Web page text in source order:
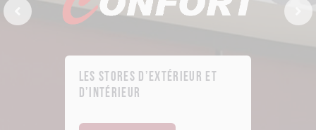
Previous Slide
Les stores d’extérieur et
d’intérieur